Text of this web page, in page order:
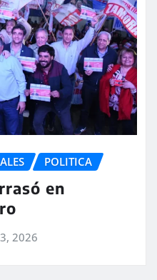
POLITICA
en
2026